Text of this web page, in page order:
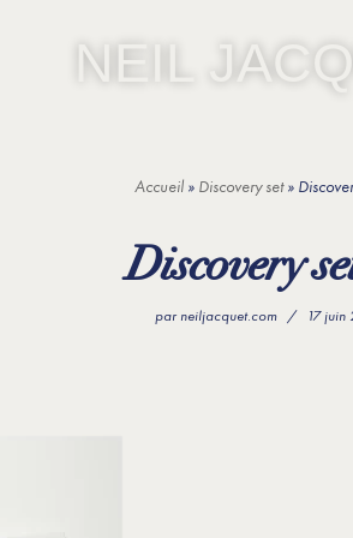
NEIL
Accueil » Discovery set»
Discovery
par neiljacquet.com 17 juin